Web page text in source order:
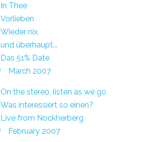
In Thee
Vorlieben
Wieder nix
und überhaupt...
Das 51% Date
March 2007
On the stereo, listen as we go
Was interessiert so einen?
Live from Nockherberg
February 2007